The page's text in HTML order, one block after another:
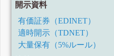
開示資料
有価証券（EDINET）
適時開示（TDNET）
大量保有（5%ルール）